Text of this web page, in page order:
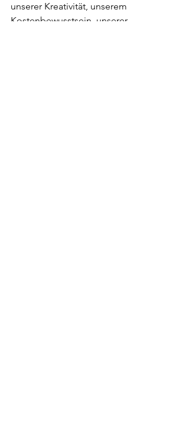
unserer Kreativität, unserem
Kostenbewusstsein, unserer